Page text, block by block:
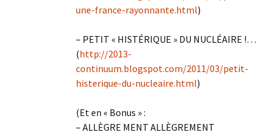
une-france-rayonnante.html)
– PETIT « HISTÉRIQUE » DU NUCLÉAIRE !…
(http://2013-
continuum.blogspot.com/2011/03/petit-
histerique-du-nucleaire.html)
(Et en « Bonus » :
– ALLÈGRE MENT ALLÈGREMENT